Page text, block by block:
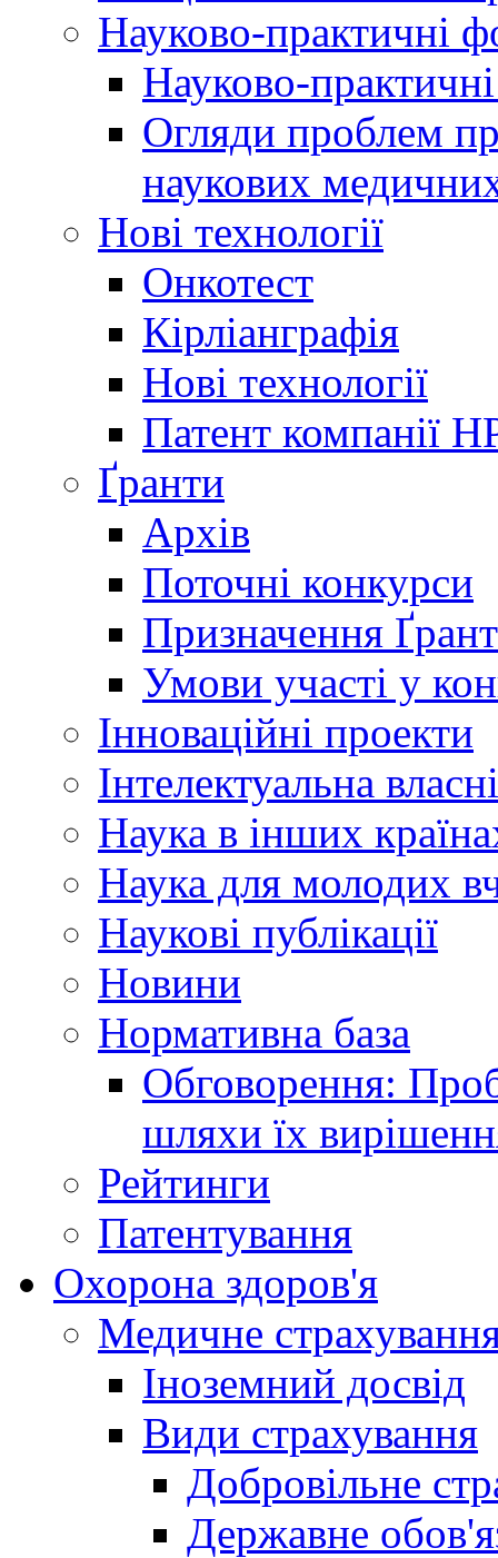
Науково-практичні
Науково-
Огляди проблем
наукових
Нові технології
Онкотест
Кірліанграфія
Нові технології
Патент компанії
Ґранти
Архів
Поточні конкурси
Призначення
Умови участі у
Інноваційні проекти
Інтелектуальна
Наука в інших
Наука для молодих
Наукові публікації
Новини
Нормативна база
Обговорення:
шляхи їх
Рейтинги
Патентування
Охорона здоров'я
Медичне
Іноземний досвід
Види страхування
Добровільне
Державне